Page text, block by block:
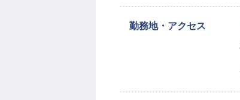
勤務地・アクセス